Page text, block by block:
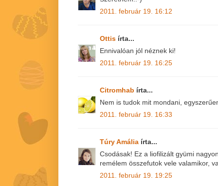
2011. február 19. 16:12
Ottis írta...
Ennivalóan jól néznek ki!
2011. február 19. 16:25
Citromhab írta...
Nem is tudok mit mondani,
2011. február 19. 16:33
Túry Amália írta...
Csodásak! Ez a liofilizált gyümi
remélem összefutok vele valamikor,
2011. február 19. 19:25